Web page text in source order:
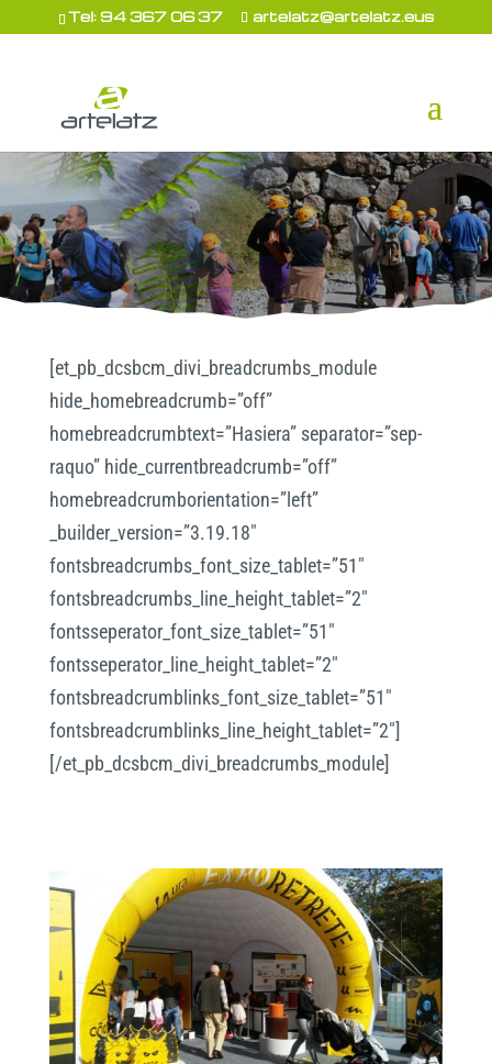
Tel: 94 367 06 37 artelatz@artelatz.eus
[et_pb_dcsbcm_divi_breadcrumbs_module
hide_homebreadcrumb=”off”
homebreadcrumbtext=”Hasiera” separator=”sep-
raquo” hide_currentbreadcrumb=”off”
homebreadcrumborientation=”left”
_builder_version=”3.19.18″
fontsbreadcrumbs_font_size_tablet=”51″
fontsbreadcrumbs_line_height_tablet=”2″
fontsseperator_font_size_tablet=”51″
fontsseperator_line_height_tablet=”2″
fontsbreadcrumblinks_font_size_tablet=”51″
fontsbreadcrumblinks_line_height_tablet=”2″]
[/et_pb_dcsbcm_divi_breadcrumbs_module]